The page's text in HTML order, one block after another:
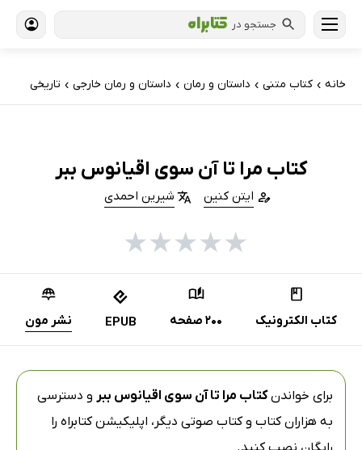
جستجو در
خانه › کتاب‌ متنی › داستان و رمان › داستان و رمان خارجی › تاریخی
کتاب مرا تا آن سوی اقیانوس ببر
ایتن کنین شیرین احمدی
★
★
★
★
★
کتاب الکترونیک 200 صفحه EPUB نشر مون
برای خواندنکتاب مرا تا آن سوی اقیانوس ببر و دسترسی
به هزاران کتاب و کتاب صوتی دیگر، اپلیکیشن کتابراه را